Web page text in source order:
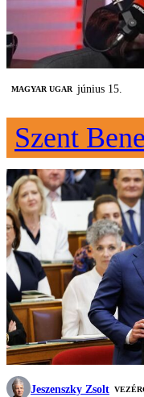
MAGYAR UGAR június 15.
Szent
Jeszenszky Zsolt